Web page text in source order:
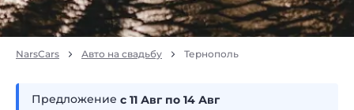
NarsCars Авто на свадьбу Тернополь
Предложение с 11 авг по 14
авг